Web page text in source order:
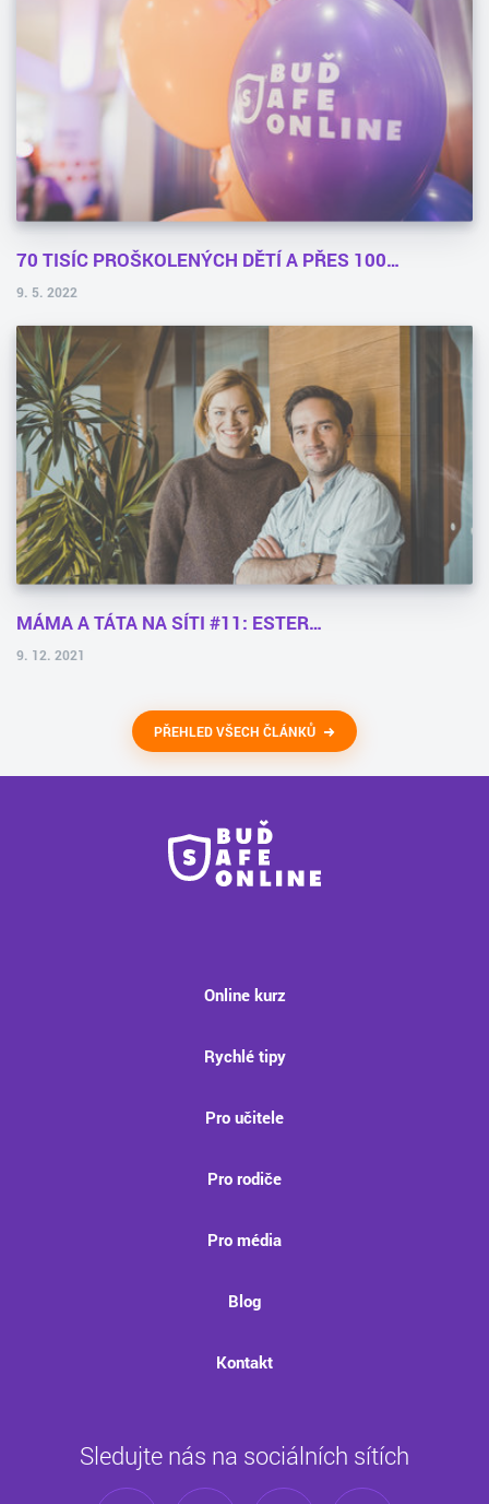
70 TISÍC PROŠKOLENÝCH DĚTÍ A PŘES 100…
9. 5. 2022
MÁMA A TÁTA NA SÍTI #11: ESTER…
9. 12. 2021
PŘEHLED VŠECH ČLÁNKŮ
Online kurz
Rychlé tipy
Pro učitele
Pro rodiče
Pro média
Blog
Kontakt
Sledujte nás na sociálních sítích